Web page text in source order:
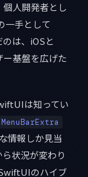
人開発者とし
一手として
は、iOSと
基盤を広げた
は知ってい
MenuBarExtra
情報しか見当
状況が変わり
のハイブ